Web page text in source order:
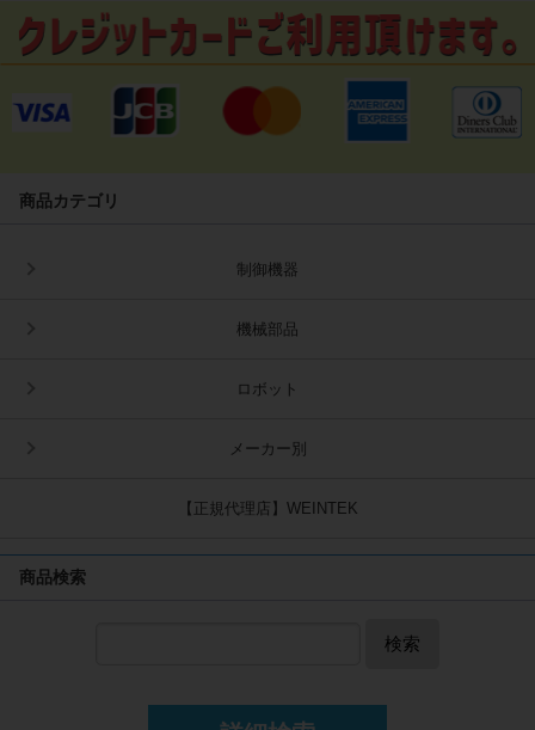
商品カテゴリ
制御機器
機械部品
ロボット
メーカー別
【正規代理店】WEINTEK
商品検索
検索